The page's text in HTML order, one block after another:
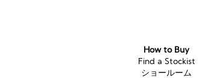
How to Buy
Find a Stockist
ショールーム